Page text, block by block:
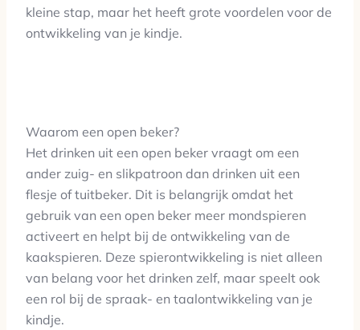
kleine stap, maar het heeft grote voordelen voor de
ontwikkeling van je kindje.
Waarom een open beker?
Het drinken uit een open beker vraagt om een
ander zuig- en slikpatroon dan drinken uit een
flesje of tuitbeker. Dit is belangrijk omdat het
gebruik van een open beker meer mondspieren
activeert en helpt bij de ontwikkeling van de
kaakspieren. Deze spierontwikkeling is niet alleen
van belang voor het drinken zelf, maar speelt ook
een rol bij de spraak- en taalontwikkeling van je
kindje.